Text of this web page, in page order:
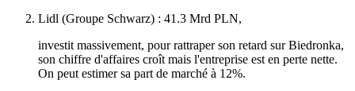
Lidl (Groupe Schwarz) : 41.3 Mrd PLN,
investit massivement, pour rattraper son retard sur Biedronka,
son chiffre d'affaires croît mais l'entreprise est en perte nette.
On peut estimer sa part de marché à 12%.